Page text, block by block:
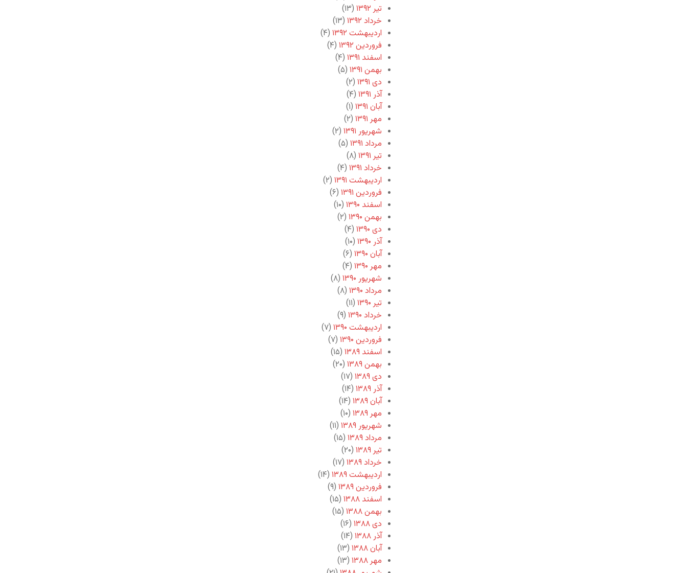
تیر ۱۳۹۲
(۱۳)
خرداد ۱۳۹۲
(۱۳)
اردیبهشت ۱۳۹۲
(۴)
فروردین ۱۳۹۲
(۴)
اسفند ۱۳۹۱
(۴)
بهمن ۱۳۹۱
(۵)
دی ۱۳۹۱
(۲)
آذر ۱۳۹۱
(۴)
آبان ۱۳۹۱
(۱)
مهر ۱۳۹۱
(۲)
شهریور ۱۳۹۱
(۲)
مرداد ۱۳۹۱
(۵)
تیر ۱۳۹۱
(۸)
خرداد ۱۳۹۱
(۴)
اردیبهشت ۱۳۹۱
(۲)
فروردین ۱۳۹۱
(۶)
اسفند ۱۳۹۰
(۱۰)
بهمن ۱۳۹۰
(۲)
دی ۱۳۹۰
(۴)
آذر ۱۳۹۰
(۱۰)
آبان ۱۳۹۰
(۶)
مهر ۱۳۹۰
(۴)
شهریور ۱۳۹۰
(۸)
مرداد ۱۳۹۰
(۸)
تیر ۱۳۹۰
(۱۱)
خرداد ۱۳۹۰
(۹)
اردیبهشت ۱۳۹۰
(۷)
فروردین ۱۳۹۰
(۷)
اسفند ۱۳۸۹
(۱۵)
بهمن ۱۳۸۹
(۲۰)
دی ۱۳۸۹
(۱۷)
آذر ۱۳۸۹
(۱۴)
آبان ۱۳۸۹
(۱۴)
مهر ۱۳۸۹
(۱۰)
شهریور ۱۳۸۹
(۱۱)
مرداد ۱۳۸۹
(۱۵)
تیر ۱۳۸۹
(۲۰)
خرداد ۱۳۸۹
(۱۷)
اردیبهشت ۱۳۸۹
(۱۴)
فروردین ۱۳۸۹
(۹)
اسفند ۱۳۸۸
(۱۵)
بهمن ۱۳۸۸
(۱۵)
دی ۱۳۸۸
(۱۶)
آذر ۱۳۸۸
(۱۴)
آبان ۱۳۸۸
(۱۳)
مهر ۱۳۸۸
(۱۳)